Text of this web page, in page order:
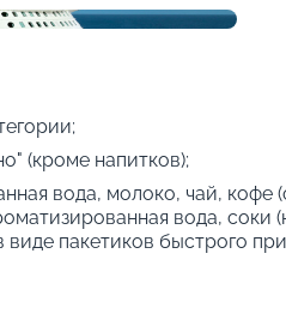
(кроме напитков);
вода, молоко, чай, кофе
вода, соки
пакетиков быстрого